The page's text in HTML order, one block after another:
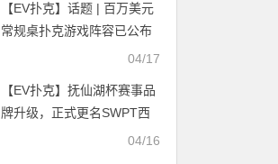
【EV扑克】话题 | 百万美元
常规桌扑克游戏阵容已公布
04/17
【EV扑克】抚仙湖杯赛事品
牌升级，正式更名SWPT西
04/16